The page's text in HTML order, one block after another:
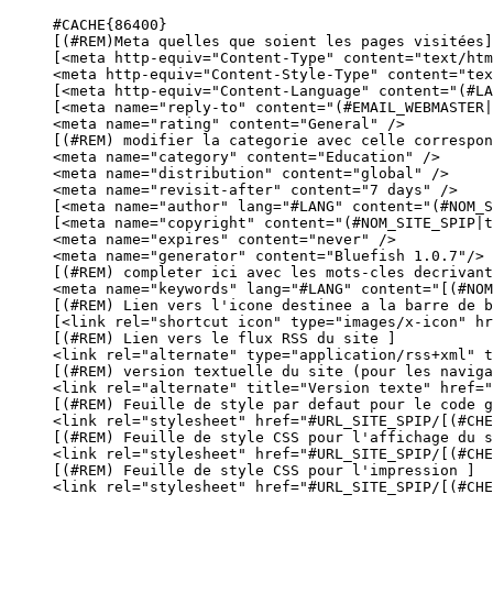
#CACHE{86400}
[(#REM)Meta quelles que soient les pages visitées]
[<meta http-equiv="Content-Type" content="text/
<meta http-equiv="Content-Style-Type"
[<meta http-equiv="Content-Language"
[<meta name="reply-to"
<meta name="rating" content="General" />
[(#REM) modifier la categorie avec celle
<meta name="category" content="Education" />
<meta name="distribution" content="global" />
<meta name="revisit-after" content="7 days" />
[<meta name="author" lang="#LANG"
[<meta name="copyright"
<meta name="expires" content="never" />
<meta name="generator" content="Bluefish 1.0.7"/>
[(#REM) completer ici avec les mots-cles
<meta name="keywords" lang="#LANG"
[(#REM) Lien vers l'icone destinee a la barre de
[<link rel="shortcut icon" type="images/x-icon"
[(#REM) Lien vers le flux RSS du site ]
<link rel="alternate" type="application/rss+xml"
[(#REM) version textuelle du site (pour les
<link rel="alternate" title="Version texte"
[(#REM) Feuille de style par defaut pour le code
<link rel="stylesheet" href="#URL_SITE_SPIP/
[(#REM) Feuille de style CSS pour l'affichage
<link rel="stylesheet" href="#URL_SITE_SPIP/
[(#REM) Feuille de style CSS pour l'impression ]
<link rel="stylesheet" href="#URL_SITE_SPIP/